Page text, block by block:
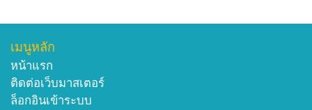
เมนูหลัก
หน้าแรก
ติดต่อเว็บมาสเตอร์
ล็อกอินเข้าระบบ